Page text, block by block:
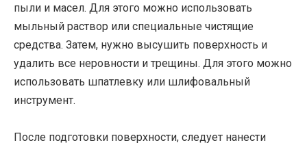
пыли и масел. Для этого можно использовать
мыльный раствор или специальные чистящие
средства. Затем, нужно высушить поверхность и
удалить все неровности и трещины. Для этого можно
использовать шпатлевку или шлифовальный
инструмент.
После подготовки поверхности, следует нанести